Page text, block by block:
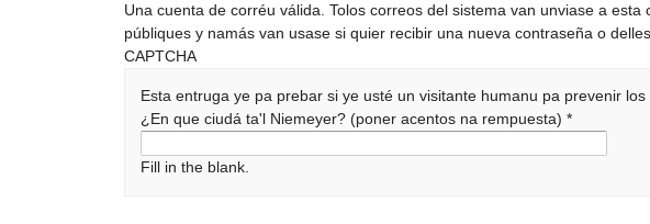
Una cuenta de corréu válida. Tolos correos del sistema van unviase a
públiques y namás van usase si quier recibir una nueva contraseña o
CAPTCHA
Esta entruga ye pa prebar si ye usté un visitante humanu pa prevenir
¿En que ciudá ta'l Niemeyer? (poner acentos na rempuesta)*
Fill in the blank.